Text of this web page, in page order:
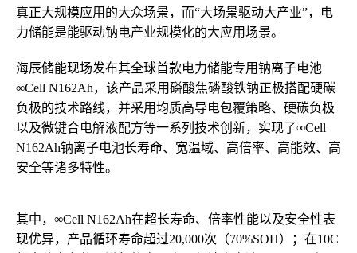
真正大规模应用的大众场景，而“大场景驱动大产业”，电
力储能是能驱动钠电产业规模化的大应用场景。
海辰储能现场发布其全球首款电力储能专用钠离子电池
∞Cell N162Ah，该产品采用磷酸焦磷酸铁钠正极搭配硬碳
负极的技术路线，并采用均质高导电包覆策略、硬碳负极
以及微键合电解液配方等一系列技术创新，实现了∞Cell
N162Ah钠离子电池长寿命、宽温域、高倍率、高能效、高
安全等诸多特性。
其中，∞Cell N162Ah在超长寿命、倍率性能以及安全性表
现优异，产品循环寿命超过20,000次（70%SOH）；在10C